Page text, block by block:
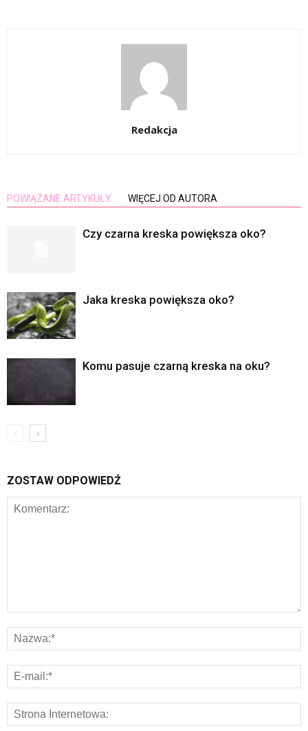
Redakcja
POWIĄZANE ARTYKUŁY WIĘCEJ OD AUTORA
Czy czarna kreska powiększa oko?
Jaka kreska powiększa oko?
Komu pasuje czarną kreska na oku?
ZOSTAW ODPOWIEDŹ